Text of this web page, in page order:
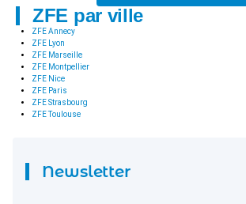
ZFE par ville
ZFE Annecy
ZFE Lyon
ZFE Marseille
ZFE Montpellier
ZFE Nice
ZFE Paris
ZFE Strasbourg
ZFE Toulouse
Newsletter